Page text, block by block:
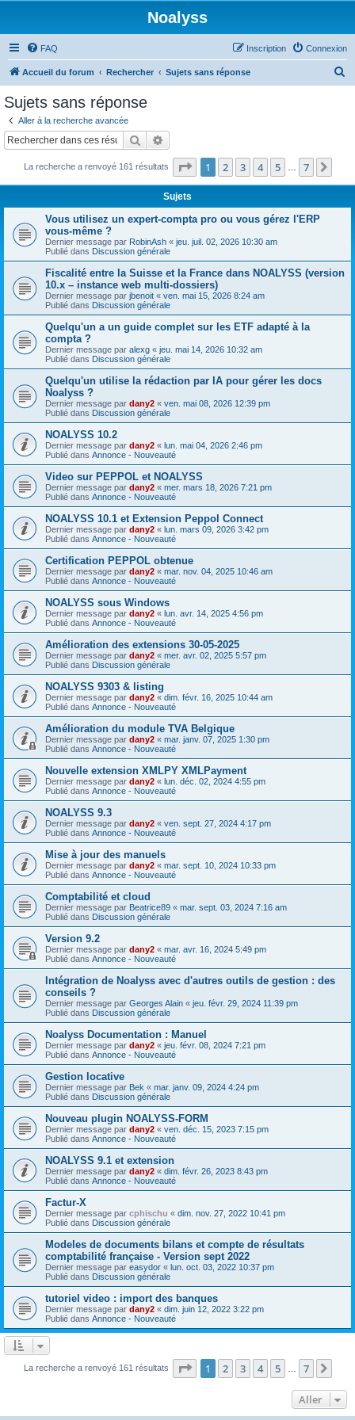
Noalyss
FAQ Connexion
Inscription
Accueil du forum Rechercher Sujets sans réponse
c
Sujets sans réponse
Aller à la recherche avancée
Rechercher
La recherche a renvoyé 161 résultats Page 1sur7
1 2 3 4 5 7
Sujets
Vous utilisez un expert-compta pro ou vous gérez l'ERP
vous-même ?
Dernier message par RobinAsh « jeu. juil. 02, 2026 10:30 am
Publié dans Discussion générale
Fiscalité entre la Suisse et la France dans NOALYSS (version
10.x – instance web multi-dossiers)
Dernier message par jbenoit « ven. mai 15, 2026 8:24 am
Publié dans Discussion générale
Quelqu'un a un guide complet sur les ETF adapté à la
compta ?
Dernier message par alexg « jeu. mai 14, 2026 10:32 am
Publié dans Discussion générale
Quelqu'un utilise la rédaction par IA pour gérer les docs
Noalyss ?
Dernier message par dany2 « ven. mai 08, 2026 12:39 pm
Publié dans Discussion générale
NOALYSS 10.2
Dernier message par dany2 « lun. mai 04, 2026 2:46 pm
Publié dans Annonce - Nouveauté
Video sur PEPPOL et NOALYSS
Dernier message par dany2 « mer. mars 18, 2026 7:21 pm
Publié dans Annonce - Nouveauté
NOALYSS 10.1 et Extension Peppol Connect
Dernier message par dany2 « lun. mars 09, 2026 3:42 pm
Publié dans Annonce - Nouveauté
Certification PEPPOL obtenue
Dernier message par dany2 « mar. nov. 04, 2025 10:46 am
Publié dans Annonce - Nouveauté
NOALYSS sous Windows
Dernier message par dany2 « lun. avr. 14, 2025 4:56 pm
Publié dans Annonce - Nouveauté
Amélioration des extensions 30-05-2025
Dernier message par dany2 « mer. avr. 02, 2025 5:57 pm
Publié dans Discussion générale
NOALYSS 9303 & listing
Dernier message par dany2 « dim. févr. 16, 2025 10:44 am
Publié dans Annonce - Nouveauté
Amélioration du module TVA Belgique
Dernier message par dany2 « mar. janv. 07, 2025 1:30 pm
Publié dans Annonce - Nouveauté
Nouvelle extension XMLPY XMLPayment
Dernier message par dany2 « lun. déc. 02, 2024 4:55 pm
Publié dans Annonce - Nouveauté
NOALYSS 9.3
Dernier message par dany2 « ven. sept. 27, 2024 4:17 pm
Publié dans Annonce - Nouveauté
Mise à jour des manuels
Dernier message par dany2 « mar. sept. 10, 2024 10:33 pm
Publié dans Annonce - Nouveauté
Comptabilité et cloud
Dernier message par Beatrice89 « mar. sept. 03, 2024 7:16 am
Publié dans Discussion générale
Version 9.2
Dernier message par dany2 « mar. avr. 16, 2024 5:49 pm
Publié dans Annonce - Nouveauté
Intégration de Noalyss avec d'autres outils de gestion : des
conseils ?
Dernier message par Georges Alain « jeu. févr. 29, 2024 11:39 pm
Publié dans Discussion générale
Noalyss Documentation : Manuel
Dernier message par dany2 « jeu. févr. 08, 2024 7:21 pm
Publié dans Annonce - Nouveauté
Gestion locative
Dernier message par Bek « mar. janv. 09, 2024 4:24 pm
Publié dans Discussion générale
Nouveau plugin NOALYSS-FORM
Dernier message par dany2 « ven. déc. 15, 2023 7:15 pm
Publié dans Annonce - Nouveauté
NOALYSS 9.1 et extension
Dernier message par dany2 « dim. févr. 26, 2023 8:43 pm
Publié dans Annonce - Nouveauté
Factur-X
Dernier message par cphischu « dim. nov. 27, 2022 10:41 pm
Publié dans Discussion générale
Modeles de documents bilans et compte de résultats
comptabilité française - Version sept 2022
Dernier message par easydor « lun. oct. 03, 2022 10:37 pm
Publié dans Discussion générale
tutoriel video : import des banques
Dernier message par dany2 « dim. juin 12, 2022 3:22 pm
Publié dans Annonce - Nouveauté
La recherche a renvoyé 161 résultats Page 1sur7
1 2 3 4 5 7
Aller